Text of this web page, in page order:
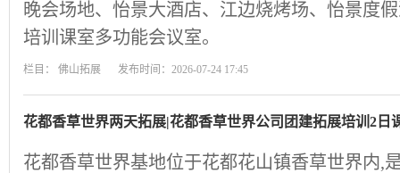
晚会场地、怡景大酒店、江边烧烤场、怡景度
培训课室多功能会议室。
栏目： 佛山拓展 发布时间：2026-07-24 17:45
花都香草世界两天拓展|花都香草世界公司团建拓展培训2日
花都香草世界基地位于花都花山镇香草世界内,